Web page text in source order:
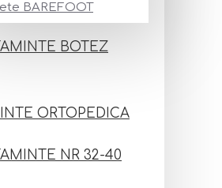
BAREFOOT
BOTEZ
ORTOPEDICA
NR 32-40